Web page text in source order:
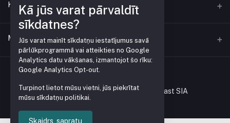
Kontakti
Adrese
Vienības gatve 153, Mārupe
Tālrunis
veikals@pleve.lv
Mans konts
Ienākt
Pasūtījumu vēsture
Visas tiesības rezervētas © Gardenplast SIA
Kā jūs varat pārvaldīt
sīkdatnes?
Jūs varat mainīt sīkdatņu iestatījumus savā
pārlūkprogrammā vai atteikties no Google
Analytics datu vākšanas, izmantojot šo rīku:
Google Analytics Opt-out
Turpinot lietot mūsu vietni, jūs piekrītat
mūsu sīkdatņu politikai.
Skaidrs, sapratu